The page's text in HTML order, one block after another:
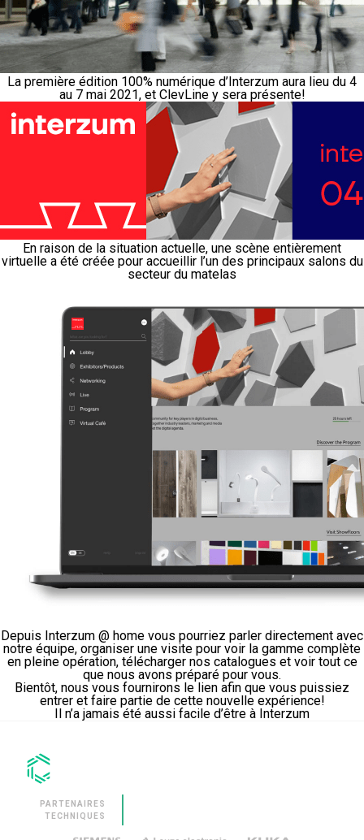
La première édition 100% numérique d’Interzum aura lieu du 4
au 7 mai 2021, et ClevLine y sera présente!
En raison de la situation actuelle, une scène entièrement
virtuelle a été créée pour accueillir l’un des principaux salons du
secteur du matelas
Depuis Interzum @ home vous pourriez parler directement avec
notre équipe, organiser une visite pour voir la gamme complète
en pleine opération, télécharger nos catalogues et voir tout ce
que nous avons préparé pour vous.
Bientôt, nous vous fournirons le lien afin que vous puissiez
entrer et faire partie de cette nouvelle expérience!
Il n’a jamais été aussi facile d’être à Interzum
PARTENAIRES
TECHNIQUES